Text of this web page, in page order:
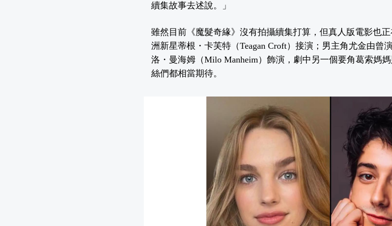
續集故事去述說。」
雖然目前《魔髮奇緣》沒有拍攝續集打算，但真人版電影也
洲新星蒂根・卡芙特（Teagan Croft）接演；男主角尤金由曾
洛・曼海姆（Milo Manheim）飾演，劇中另一個要角葛索媽
絲們都相當期待。